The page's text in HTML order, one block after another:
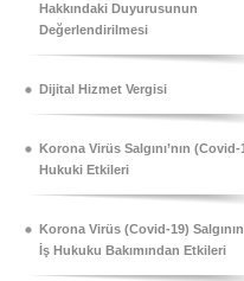
Hakkındaki Duyurusunun
Değerlendirilmesi
Dijital Hizmet Vergisi
Korona Virüs Salgını’nın (Covid-
Hukuki Etkileri
Korona Virüs (Covid-19)
İş Hukuku Bakımından Etkileri